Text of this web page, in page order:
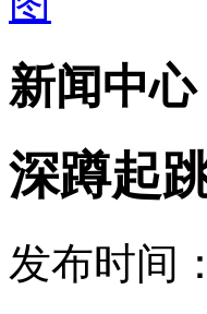
新闻中心
深蹲起
发布时间